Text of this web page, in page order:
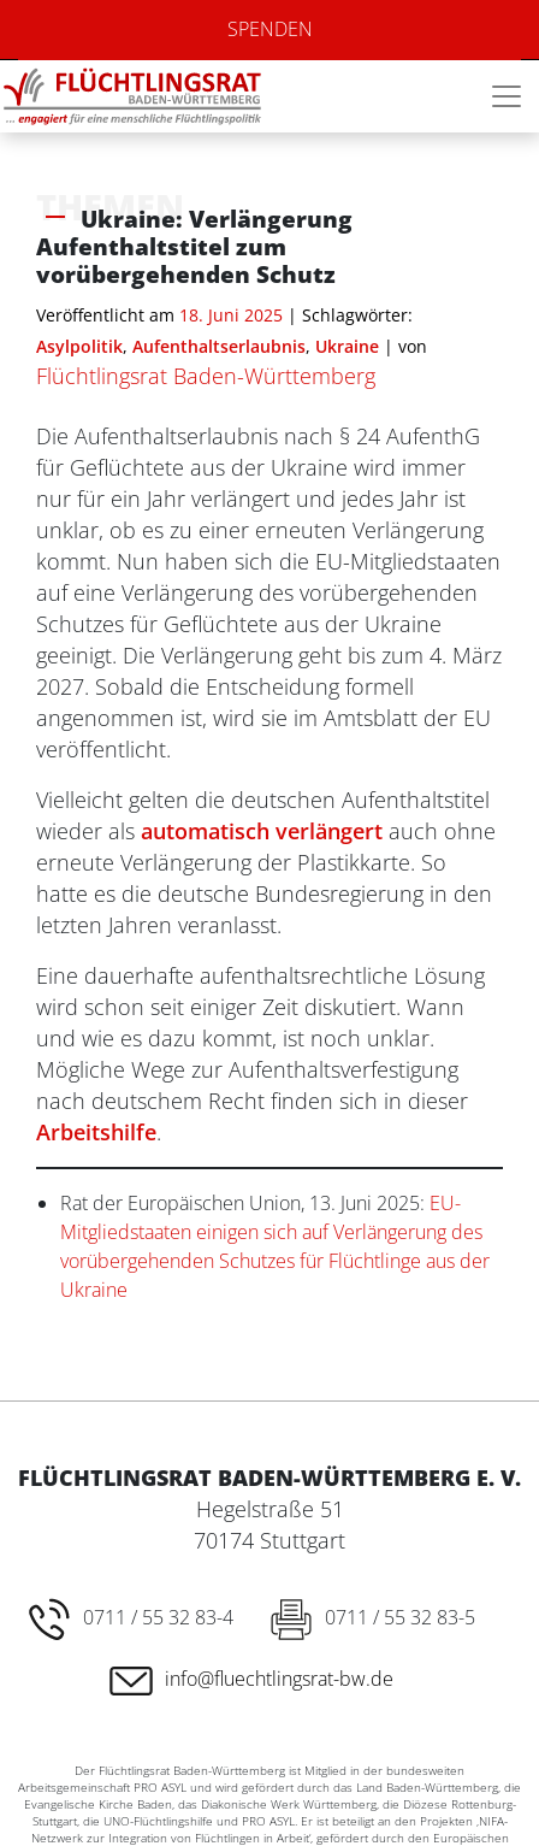
SPENDEN
THEMEN
Ukraine: Verlängerung
Aufenthaltstitel zum
vorübergehenden Schutz
Veröffentlicht am 18. Juni 2025 | Schlagwörter:
Asylpolitik, Aufenthaltserlaubnis, Ukraine | von
Flüchtlingsrat Baden-Württemberg
Die Aufenthaltserlaubnis nach § 24 AufenthG
für Geflüchtete aus der Ukraine wird immer
nur für ein Jahr verlängert und jedes Jahr ist
unklar, ob es zu einer erneuten Verlängerung
kommt. Nun haben sich die EU-Mitgliedstaaten
auf eine Verlängerung des vorübergehenden
Schutzes für Geflüchtete aus der Ukraine
geeinigt. Die Verlängerung geht bis zum 4. März
2027. Sobald die Entscheidung formell
angenommen ist, wird sie im Amtsblatt der EU
veröffentlicht.
Vielleicht gelten die deutschen Aufenthaltstitel
wieder als automatisch verlängert auch ohne
erneute Verlängerung der Plastikkarte. So
hatte es die deutsche Bundesregierung in den
letzten Jahren veranlasst.
Eine dauerhafte aufenthaltsrechtliche Lösung
wird schon seit einiger Zeit diskutiert. Wann
und wie es dazu kommt, ist noch unklar.
Mögliche Wege zur Aufenthaltsverfestigung
nach deutschem Recht finden sich in dieser
Arbeitshilfe.
Rat der Europäischen Union, 13. Juni 2025: EU-
Mitgliedstaaten einigen sich auf Verlängerung des
vorübergehenden Schutzes für Flüchtlinge aus der
Ukraine
FLÜCHTLINGSRAT BADEN-WÜRTTEMBERG E. V.
Hegelstraße 51
70174 Stuttgart
0711 / 55 32 83-4 0711 / 55 32 83-5
info@fluechtlingsrat-bw.de
Der Flüchtlingsrat Baden-Württemberg ist Mitglied in der bundesweiten
Arbeitsgemeinschaft PRO ASYL und wird gefördert durch das Land Baden-Württemberg, die
Evangelische Kirche Baden, das Diakonische Werk Württemberg, die Diözese Rottenburg-
Stuttgart, die UNO-Flüchtlingshilfe und PRO ASYL. Er ist beteiligt an den Projekten ‚NIFA-
Netzwerk zur Integration von Flüchtlingen in Arbeit‘, gefördert durch den Europäischen